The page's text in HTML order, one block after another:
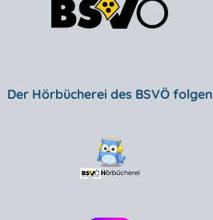
Der Hörbücherei des BSVÖ folgen